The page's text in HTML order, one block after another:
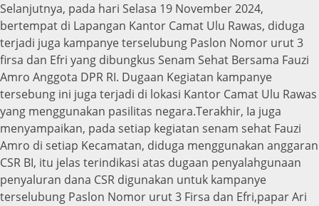
Selanjutnya, pada hari Selasa 19 November 2024,
bertempat di Lapangan Kantor Camat Ulu Rawas, diduga
terjadi juga kampanye terselubung Paslon Nomor urut 3
firsa dan Efri yang dibungkus Senam Sehat Bersama Fauzi
Amro Anggota DPR RI. Dugaan Kegiatan kampanye
tersebung ini juga terjadi di lokasi Kantor Camat Ulu Rawas
yang menggunakan pasilitas negara.Terakhir, Ia juga
menyampaikan, pada setiap kegiatan senam sehat Fauzi
Amro di setiap Kecamatan, diduga menggunakan anggaran
CSR BI, itu jelas terindikasi atas dugaan penyalahgunaan
penyaluran dana CSR digunakan untuk kampanye
terselubung Paslon Nomor urut 3 Firsa dan Efri,papar Ari